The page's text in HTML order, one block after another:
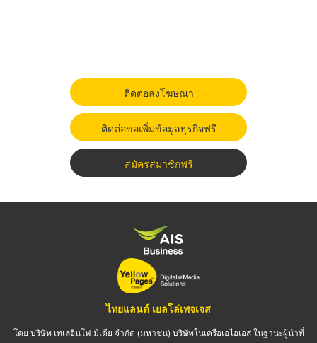
ติดต่อลงโฆษณา
ติดต่อขอเพิ่มข้อมูลธุรกิจฟรี
สมัครสมาชิกฟรี
ไทยแลนด์ เยลโล่เพจเจส
โดย บริษัท เทเลอินโฟ มีเดีย จำกัด (มหาชน) บริษัทในเครือเอไอเอส ในฐานะผู้นำที่